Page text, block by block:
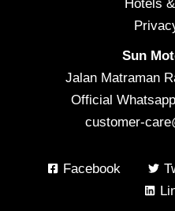
Hotels
Sun
Jalan Matraman
Official
customer-
Facebook